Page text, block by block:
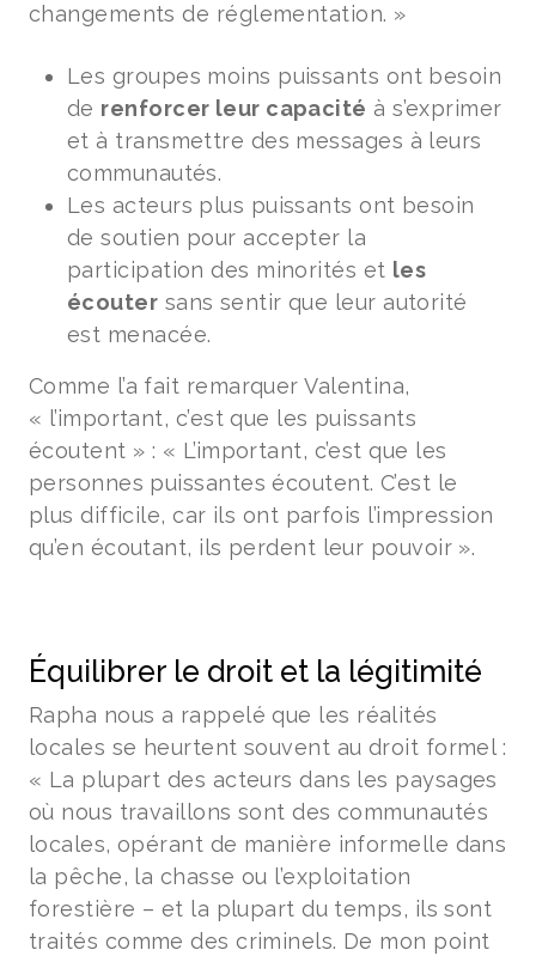
changements de réglementation. »
Les groupes moins puissants ont besoin
de renforcer leur capacité à s’exprimer
et à transmettre des messages à leurs
communautés.
Les acteurs plus puissants ont besoin
de soutien pour accepter la
participation des minorités et les
écouter sans sentir que leur autorité
est menacée.
Comme l’a fait remarquer Valentina,
« l’important, c’est que les puissants
écoutent » : « L’important, c’est que les
personnes puissantes écoutent. C’est le
plus difficile, car ils ont parfois l’impression
qu’en écoutant, ils perdent leur pouvoir ».
Équilibrer le droit et la légitimité
Rapha nous a rappelé que les réalités
locales se heurtent souvent au droit formel :
« La plupart des acteurs dans les paysages
où nous travaillons sont des communautés
locales, opérant de manière informelle dans
la pêche, la chasse ou l’exploitation
forestière – et la plupart du temps, ils sont
traités comme des criminels. De mon point